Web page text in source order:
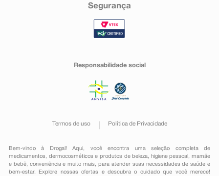
Segurança
Responsabilidade social
Termos de uso Política de Privacidade
Bem-vindo à Drogal! Aqui, você encontra uma seleção completa de
medicamentos , dermocosméticos e produtos de beleza, higiene pessoal ,mamãe
e bebê, conveniênciae muito mais, para atender suas necessidades de saúde e
bem-estar. Explore nossas ofertas e descubra o cuidado que você merece!